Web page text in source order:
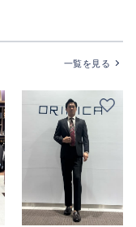
一覧を見る